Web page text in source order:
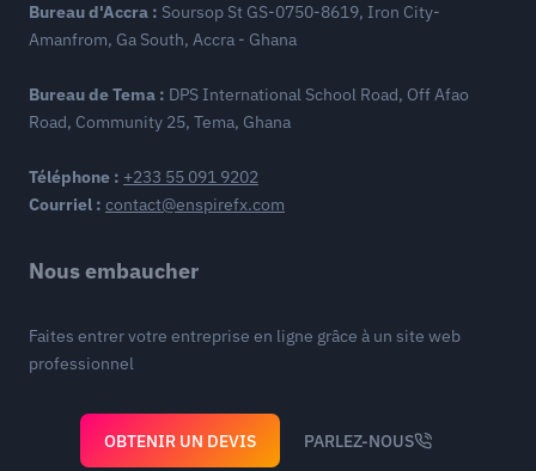
Bureau d'Accra : Soursop St GS-0750-8619, Iron City-
Amanfrom, Ga South, Accra - Ghana
Bureau de Tema : DPS International School Road, Off Afao
Road, Community 25, Tema, Ghana
Téléphone : +233 55 091 9202
Courriel : contact@enspirefx.com
Nous embaucher
Faites entrer votre entreprise en ligne grâce à un site web
professionnel
OBTENIR UN DEVIS PARLEZ-NOUS